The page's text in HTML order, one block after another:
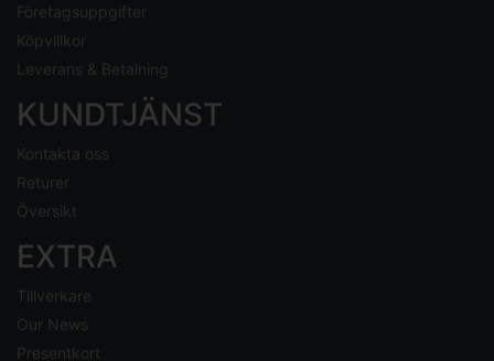
Företagsuppgifter
Köpvillkor
Leverans & Betalning
KUNDTJÄNST
Kontakta oss
Returer
Översikt
EXTRA
Tillverkare
Our News
Presentkort